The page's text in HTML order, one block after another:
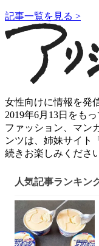
記事一覧を見る >
女性向けに情報を発
2019年6月13日をも
ファッション、マン
ンツは、姉妹サイト
続きお楽しみくださ
人気記事ランキン